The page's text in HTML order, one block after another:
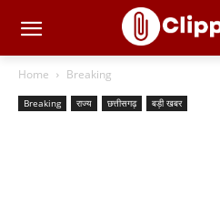
Home Breaking
Breaking राज्य छत्तीसगढ़ बड़ी खबर